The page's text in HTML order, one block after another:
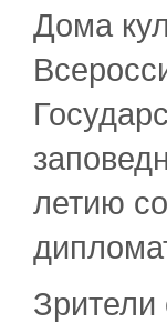
Дома
летию
Зрители